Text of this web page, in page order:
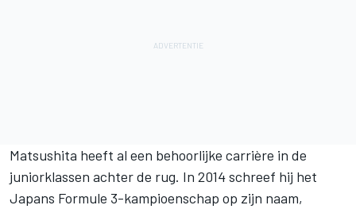
Matsushita heeft al een behoorlijke carrière in de
juniorklassen achter de rug. In 2014 schreef hij het
Japans Formule 3-kampioenschap op zijn naam,